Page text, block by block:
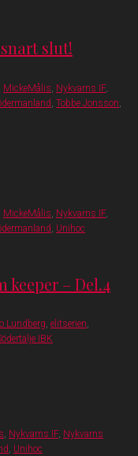
slut!
MickeMålis Nykvarns IF,
Tobbe Jonsson
MickeMålis, Nykvarns IF,
, Unihoc
keeper – Del.4
Lundberg, elitserien,
IBK
, Nykvarns IF, Nykvarns
, Unihoc